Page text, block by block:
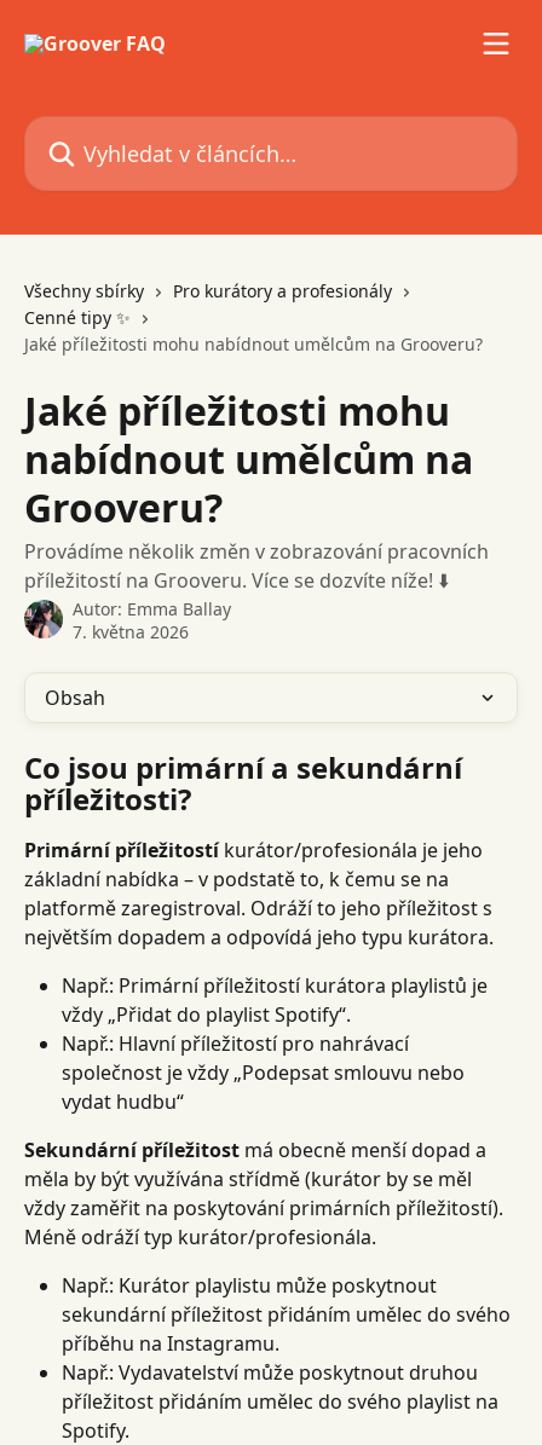
Vyhledat v článcích…
Všechny sbírky
Pro kurátory a profesionály
Cenné tipy ✨
Jaké příležitosti mohu nabídnout umělcům na Grooveru?
Jaké příležitosti mohu
nabídnout umělcům na
Grooveru?
Provádíme několik změn v zobrazování pracovních
příležitostí na Grooveru. Více se dozvíte níže! ⬇️
Autor: Emma Ballay
7. května 2026
Obsah
Co jsou primární a sekundární
příležitosti?
Primární příležitostí kurátor/profesionála je jeho
základní nabídka – v podstatě to, k čemu se na
platformě zaregistroval. Odráží to jeho příležitost s
největším dopadem a odpovídá jeho typu kurátora.
Např.: Primární příležitostí kurátora playlistů je
vždy „Přidat do playlist Spotify“.
Např.: Hlavní příležitostí pro nahrávací
společnost je vždy „Podepsat smlouvu nebo
vydat hudbu“
Sekundární příležitost má obecně menší dopad a
měla by být využívána střídmě (kurátor by se měl
vždy zaměřit na poskytování primárních příležitostí).
Méně odráží typ kurátor/profesionála.
Např.: Kurátor playlistu může poskytnout
sekundární příležitost přidáním umělec do svého
příběhu na Instagramu.
Např.: Vydavatelství může poskytnout druhou
příležitost přidáním umělec do svého playlist na
Spotify.